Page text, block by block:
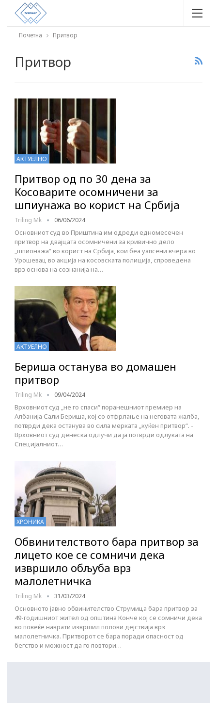
Почетна Притвор
Притвор
АКТУЕЛНО
Притвор од по 30 дена за
Косоварите осомничени за
шпиунажа во корист на Србија
Triling Mk 06/06/2024
Основниот суд во Приштина им одреди едномесечен
притвор на двајцата осомничени за кривично дело
„шпионажа“ во корист на Србија, кои беа уапсени вчера во
Урошевац во акција на косовската полиција, спроведена
врз основа на сознанија на…
АКТУЕЛНО
Бериша останува во домашен
притвор
Triling Mk 09/04/2024
Врховниот суд „не го спаси“ поранешниот премиер на
Албанија Сали Бериша, кој со отфрлање на неговата жалба,
потврди дека останува во сила мерката „куќен притвор“. -
Врховниот суд денеска одлучи да ја потврди одлуката на
Специјалниот…
ХРОНИКА
Обвинителството бара притвор за
лицето кое се сомничи дека
извршило обљуба врз
малолетничка
Triling Mk 31/03/2024
Основното јавно обвинителство Струмица бара притвор за
49-годишниот жител од општина Конче кој се сомничи дека
во повеќе наврати извршил полови дејствија врз
малолетничка. Притворот се бара поради опасност од
бегство и можност да го повтори…